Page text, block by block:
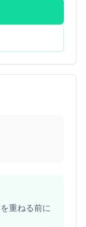
重ねる前に